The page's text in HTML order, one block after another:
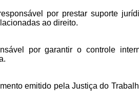
por prestar suporte
ao direito.
por garantir o controle
emitido pela Justiça do